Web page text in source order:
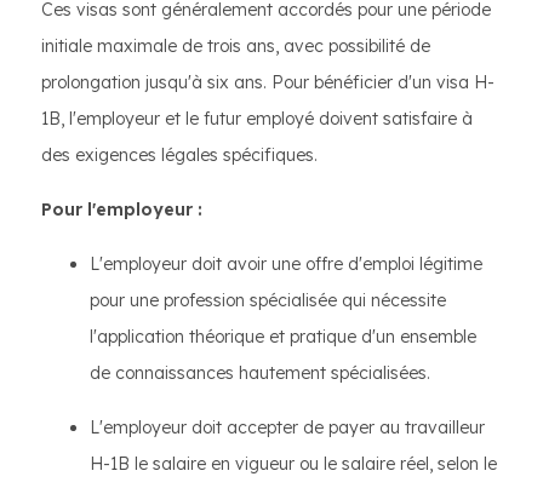
Ces visas sont généralement accordés pour une période
initiale maximale de trois ans, avec possibilité de
prolongation jusqu'à six ans. Pour bénéficier d'un visa H-
1B, l'employeur et le futur employé doivent satisfaire à
des exigences légales spécifiques.
Pour l'employeur :
L'employeur doit avoir une offre d'emploi légitime
pour une profession spécialisée qui nécessite
l'application théorique et pratique d'un ensemble
de connaissances hautement spécialisées.
L'employeur doit accepter de payer au travailleur
H-1B le salaire en vigueur ou le salaire réel, selon le